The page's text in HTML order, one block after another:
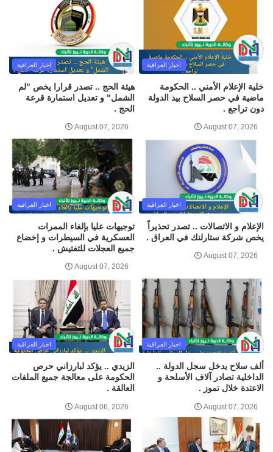
اخبار العراقية
خلية الإعلام الأمني .. الحكومة
ماضية في حصر السلاح بيد الدولة
دون تراجع .
August 07, 2026
اخبار العراقية
هيئة الحج .. تصدر قرارا يخص "لم
الشمل" و تعديل استمارة قرعة
الحج .
August 07, 2026
اخبار العراقية
الإعلام و الاتصالات .. تصدر تحذيراً
يخص شركة ستارلنك في العراق .
August 07, 2026
اخبار العراقية
توجيهات عليا بإلغاء الممرات
العسكرية في السيطرات و إخضاع
جميع العجلات للتفتيش .
August 07, 2026
اخبار العراقية
ألف سلاح يدخل سجل الدولة ..
الداخلية تصادر آلاف الأسلحة و
الاعتدة خلال تموز .
August 07, 2026
اخبار العراقية
الزيدي .. يؤكد لبارزاني حرص
الحكومة على معالجة جميع الملفات
العالقة .
August 06, 2026